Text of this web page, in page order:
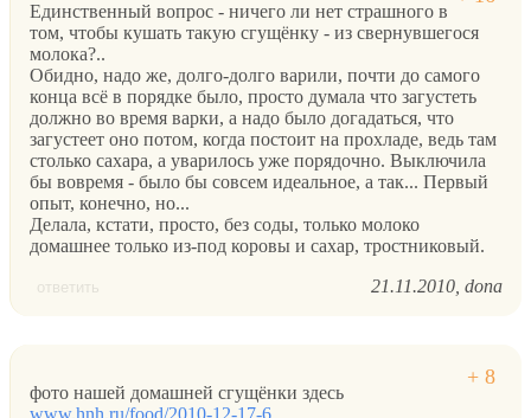
Единственный вопрос - ничего ли нет страшного в
том, чтобы кушать такую сгущёнку - из свернувшегося
молока?..
Обидно, надо же, долго-долго варили, почти до самого
конца всё в порядке было, просто думала что загустеть
должно во время варки, а надо было догадаться, что
загустеет оно потом, когда постоит на прохладе, ведь там
столько сахара, а уварилось уже порядочно. Выключила
бы вовремя - было бы совсем идеальное, а так... Первый
опыт, конечно, но...
Делала, кстати, просто, без соды, только молоко
домашнее только из-под коровы и сахар, тростниковый.
ответить 21.11.2010 dona
фото нашей домашней сгущёнки здесь